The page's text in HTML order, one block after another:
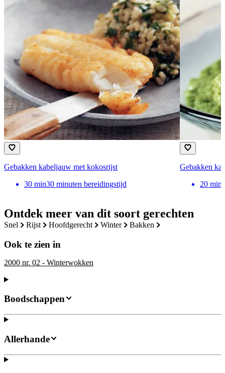
Ontdek meer van dit soort gerechten
snel rijst hoofdgerecht winter bakken
Ook te zien in
2000 nr. 02 - Winterwokken
Gebakken kabeljauw met kokosrijst
30 min30 minuten bereidingstijd
Gebakken
20 min
Boodschappen
Allerhande